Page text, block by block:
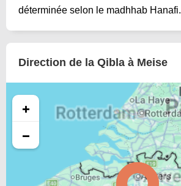
déterminée selon le madhhab Hanafi.
Direction de la Qibla à Meise
+
−